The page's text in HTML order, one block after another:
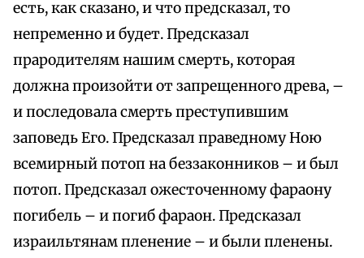
есть, как сказано, и что предсказал, то
непременно и будет. Предсказал
прародителям нашим смерть, которая
должна произойти от запрещенного древа, –
и последовала смерть преступившим
заповедь Его. Предсказал праведному Ною
всемирный потоп на беззаконников – и был
потоп. Предсказал ожесточенному фараону
погибель – и погиб фараон. Предсказал
израильтянам пленение – и были пленены.